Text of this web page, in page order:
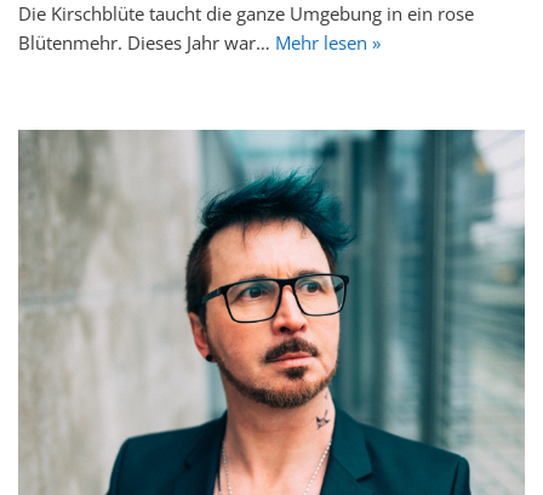
Die Kirschblüte taucht die ganze Umgebung in ein rose
Blütenmehr. Dieses Jahr war… Mehr lesen »